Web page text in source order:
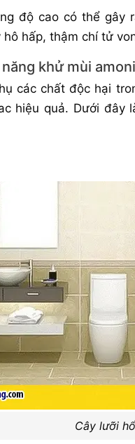
độ cao có thể gây
hấp, thậm chí tử
khử mùi
các chất độc hại
hiệu quả. Dưới đây
Cây lưỡi hổ